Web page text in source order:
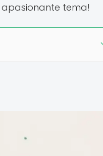
apasionante tema!